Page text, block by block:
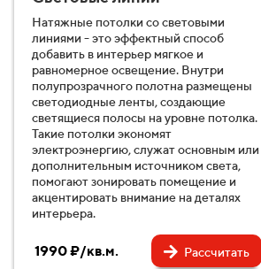
Натяжные потолки со световыми
линиями - это эффектный способ
добавить в интерьер мягкое и
равномерное освещение. Внутри
полупрозрачного полотна размещены
светодиодные ленты, создающие
светящиеся полосы на уровне потолка.
Такие потолки экономят
электроэнергию, служат основным или
дополнительным источником света,
помогают зонировать помещение и
акцентировать внимание на деталях
интерьера.
1990 ₽/кв.м. Рассчитать